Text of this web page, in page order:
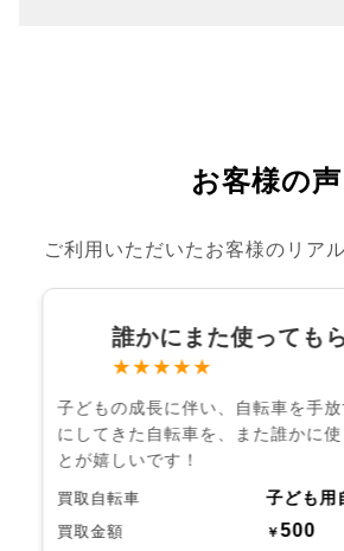
お客様の声
ご利用いただいたお客様のリア
誰かにまた使っても
★★★★★
子どもの成長に伴い、自転車を手
にしてきた自転車を、また誰かに
とが嬉しいです！
買取自転車 子ども用
買取金額 ￥500